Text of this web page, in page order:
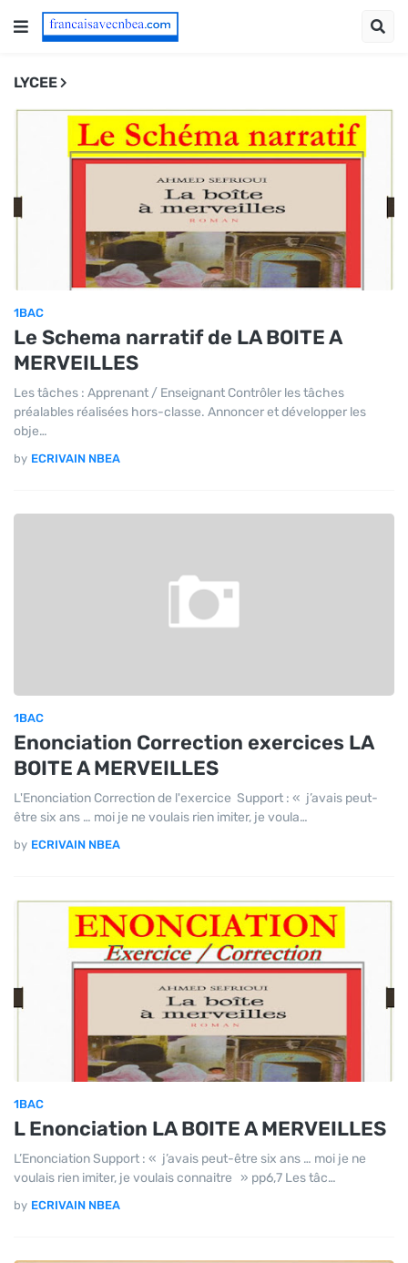
LYCEE
1BAC
Le Schema narratif de LA BOITE A
MERVEILLES
Les tâches : Apprenant / Enseignant Contrôler les tâches
préalables réalisées hors-classe. Annoncer et développer les
obje…
by ECRIVAIN NBEA
1BAC
Enonciation Correction exercices LA
BOITE A MERVEILLES
L'Enonciation Correction de l'exercice Support : « j’avais peut-
être six ans … moi je ne voulais rien imiter, je voula…
by ECRIVAIN NBEA
1BAC
L Enonciation LA BOITE A MERVEILLES
L’Enonciation Support : « j’avais peut-être six ans … moi je ne
voulais rien imiter, je voulais connaitre » pp6,7 Les tâc…
by ECRIVAIN NBEA